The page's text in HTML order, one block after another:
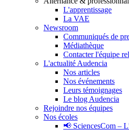
L'apprentissage
La VAE
Newsroom
Communiqués de
Médiathèque
Contacter l'équipe
L'actualité Audencia
Nos articles
Nos événements
Leurs témoignages
Le blog Audencia
Rejoindre nos équipes
Nos écoles
📢 SciencesCom –